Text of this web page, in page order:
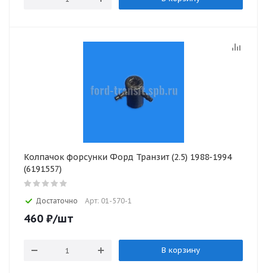
Колпачок форсунки Форд Транзит (2.5) 1988-1994
(6191557)
Достаточно Арт: 01-570-1
460 ₽/шт
В корзину